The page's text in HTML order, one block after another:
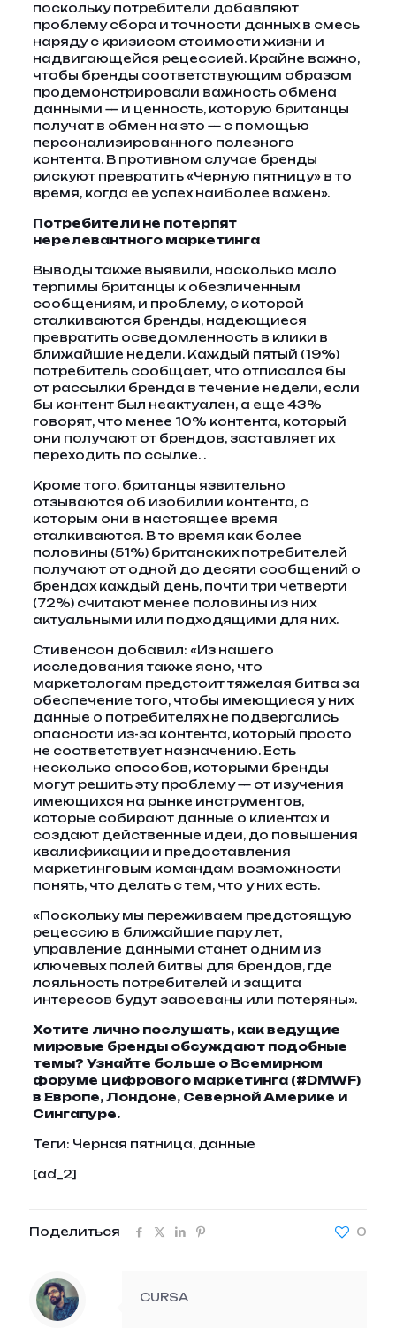
поскольку потребители добавляют
проблему сбора и точности данных в смесь
наряду с кризисом стоимости жизни и
надвигающейся рецессией. Крайне важно,
чтобы бренды соответствующим образом
продемонстрировали важность обмена
данными — и ценность, которую британцы
получат в обмен на это — с помощью
персонализированного полезного
контента. В противном случае бренды
рискуют превратить «Черную пятницу» в то
время, когда ее успех наиболее важен».
Потребители не потерпят
нерелевантного маркетинга
Выводы также выявили, насколько мало
терпимы британцы к обезличенным
сообщениям, и проблему, с которой
сталкиваются бренды, надеющиеся
превратить осведомленность в клики в
ближайшие недели. Каждый пятый (19%)
потребитель сообщает, что отписался бы
от рассылки бренда в течение недели, если
бы контент был неактуален, а еще 43%
говорят, что менее 10% контента, который
они получают от брендов, заставляет их
переходить по ссылке. .
Кроме того, британцы язвительно
отзываются об изобилии контента, с
которым они в настоящее время
сталкиваются. В то время как более
половины (51%) британских потребителей
получают от одной до десяти сообщений о
брендах каждый день, почти три четверти
(72%) считают менее половины из них
актуальными или подходящими для них.
Стивенсон добавил: «Из нашего
исследования также ясно, что
маркетологам предстоит тяжелая битва за
обеспечение того, чтобы имеющиеся у них
данные о потребителях не подвергались
опасности из-за контента, который просто
не соответствует назначению. Есть
несколько способов, которыми бренды
могут решить эту проблему — от изучения
имеющихся на рынке инструментов,
которые собирают данные о клиентах и ​​
создают действенные идеи, до повышения
квалификации и предоставления
маркетинговым командам возможности
понять, что делать с тем, что у них есть.
«Поскольку мы переживаем предстоящую
рецессию в ближайшие пару лет,
управление данными станет одним из
ключевых полей битвы для брендов, где
лояльность потребителей и защита
интересов будут завоеваны или потеряны».
Хотите лично послушать, как ведущие
мировые бренды обсуждают подобные
темы? Узнайте больше о Всемирном
форуме цифрового маркетинга (#DMWF)
в Европе, Лондоне, Северной Америке и
Сингапуре.
Теги: Черная пятница, данные
[ad_2]
Поделиться 0
CURSA